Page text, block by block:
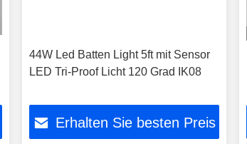
44W Led Batten Light 5ft mit Sensor
LED Tri-Proof Licht 120 Grad IK08
Erhalten Sie besten Preis